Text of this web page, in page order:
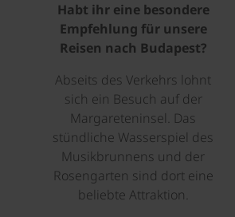
Habt ihr eine besondere
Empfehlung für unsere
Reisen nach Budapest?
Abseits des Verkehrs lohnt
sich ein Besuch auf der
Margareteninsel. Das
stündliche Wasserspiel des
Musikbrunnens und der
Rosengarten sind dort eine
beliebte Attraktion.